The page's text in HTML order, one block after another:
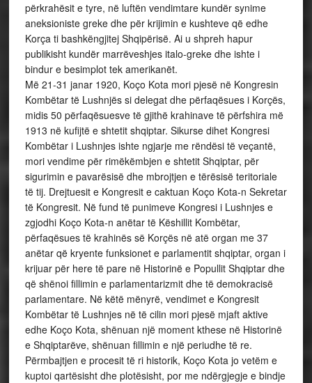
përkrahësit e tyre, në luftën vendimtare kundër synime
aneksioniste greke dhe për krijimin e kushteve që edhe
Korça ti bashkëngjitej Shqipërisë. Ai u shpreh hapur
publikisht kundër marrëveshjes italo-greke dhe ishte i
bindur e besimplot tek amerikanët.
Më 21-31 janar 1920, Koço Kota mori pjesë në Kongresin
Kombëtar të Lushnjës si delegat dhe përfaqësues i Korçës,
midis 50 përfaqësuesve të gjithë krahinave të përfshira më
1913 në kufijtë e shtetit shqiptar. Sikurse dihet Kongresi
Kombëtar i Lushnjes ishte ngjarje me rëndësi të veçantë,
mori vendime për rimëkëmbjen e shtetit Shqiptar, për
sigurimin e pavarësisë dhe mbrojtjen e tërësisë teritoriale
të tij. Drejtuesit e Kongresit e caktuan Koço Kota-n Sekretar
të Kongresit. Në fund të punimeve Kongresi i Lushnjes e
zgjodhi Koço Kota-n anëtar të Këshillit Kombëtar,
përfaqësues të krahinës së Korçës në atë organ me 37
anëtar që kryente funksionet e parlamentit shqiptar, organ i
krijuar për here të pare në Historinë e Popullit Shqiptar dhe
që shënoi fillimin e parlamentarizmit dhe të demokracisë
parlamentare. Në këtë mënyrë, vendimet e Kongresit
Kombëtar të Lushnjes në të cilin mori pjesë mjaft aktive
edhe Koço Kota, shënuan një moment kthese në Historinë
e Shqiptarëve, shënuan fillimin e një periudhe të re.
Përmbajtjen e procesit të ri historik, Koço Kota jo vetëm e
kuptoi qartësisht dhe plotësisht, por me ndërgjegje e bindje